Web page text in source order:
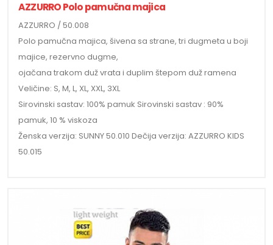
AZZURRO Polo pamučna majica
AZZURRO / 50.008
Polo pamučna majica, šivena sa strane, tri dugmeta u boji
majice, rezervno dugme,
ojačana trakom duž vrata i duplim štepom duž ramena
Veličine: S, M, L, XL, XXL, 3XL
Sirovinski sastav: 100% pamuk Sirovinski sastav : 90%
pamuk, 10 % viskoza
Ženska verzija: SUNNY 50.010 Dečija verzija: AZZURRO KIDS
50.015